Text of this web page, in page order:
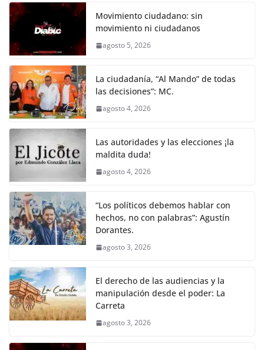
Movimiento ciudadano: sin
movimiento ni ciudadanos
agosto 5, 2026
La ciudadanía, “Al Mando” de todas
las decisiones”: MC.
agosto 4, 2026
Las autoridades y las elecciones ¡la
maldita duda!
agosto 4, 2026
“Los políticos debemos hablar con
hechos, no con palabras”: Agustín
Dorantes.
agosto 3, 2026
El derecho de las audiencias y la
manipulación desde el poder: La
Carreta
agosto 3, 2026